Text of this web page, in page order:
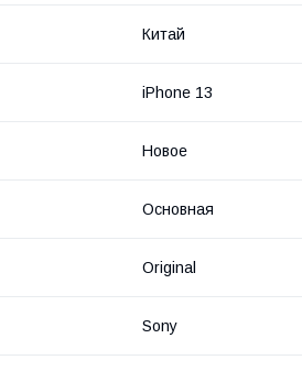
Китай
iPhone 13
Новое
Основная
Original
Sony